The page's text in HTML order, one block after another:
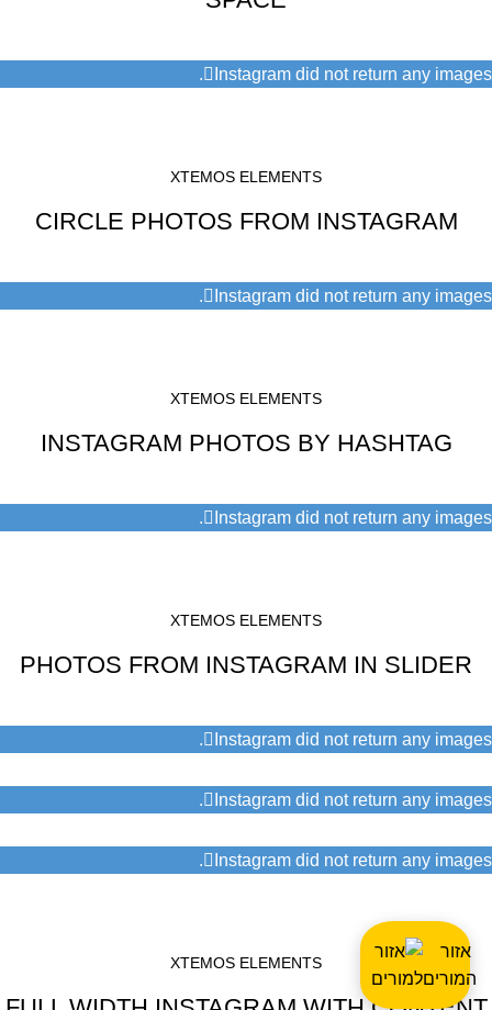
אזור
המורים
Instagram did not return any images.
XTEMOS ELEMENTS
CIRCLE PHOTOS FROM INSTAGRAM
Instagram did not return any images.
XTEMOS ELEMENTS
INSTAGRAM PHOTOS BY HASHTAG
Instagram did not return any images.
XTEMOS ELEMENTS
PHOTOS FROM INSTAGRAM IN SLIDER
Instagram did not return any images.
Instagram did not return any images.
Instagram did not return any images.
XTEMOS ELEMENTS